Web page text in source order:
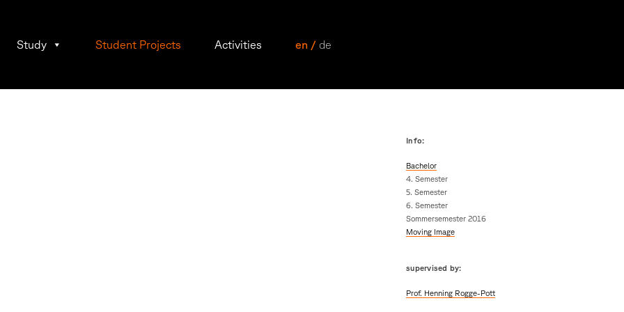
Study Student Projects Activities en / de
Info:
Bachelor
4. Semester
5. Semester
6. Semester
Sommersemester 2016
Moving Image
supervised by:
Prof. Henning Rogge-Pott